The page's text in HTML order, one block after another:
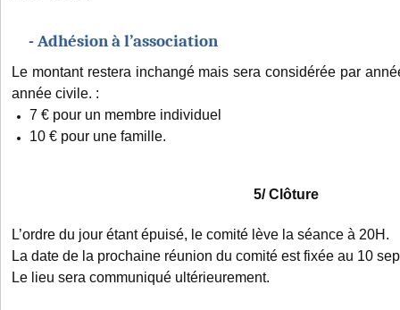
- Adhésion à l’association
Le montant restera inchangé mais sera considérée par
année civile. :
7 € pour un membre individuel
10 € pour une famille.
5/ Clôture
L’ordre du jour étant épuisé, le comité lève la séance à 20H.
La date de la prochaine réunion du comité est fixée au 10
Le lieu sera communiqué ultérieurement.